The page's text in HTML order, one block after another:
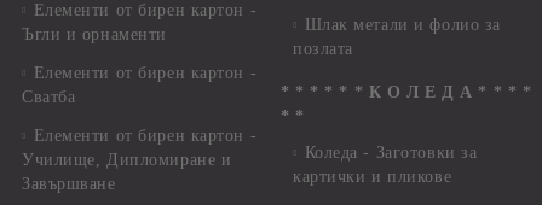
Елементи от бирен картон -
Ъгли и орнаменти
Елементи от бирен картон -
Сватба
Елементи от бирен картон -
Училище, Дипломиране и
Завършване
Шлак метали и фолио за
позлата
* * * * * * К О Л Е Д А * * * *
* *
Коледа - Заготовки за
картички и пликове